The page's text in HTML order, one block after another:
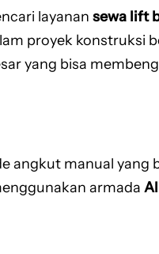
layanan sewa lift
proyek konstruksi
yang bisa
angkut manual yang
armada